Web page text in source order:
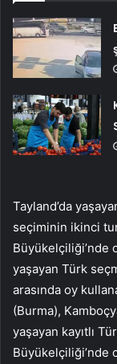
Tayland’da
seçiminin ikinci
Büyükelçiliği’nde
yaşayan Türk
arasında oy
(Burma),
yaşayan kayıtlı
Büyükelçiliği’nde